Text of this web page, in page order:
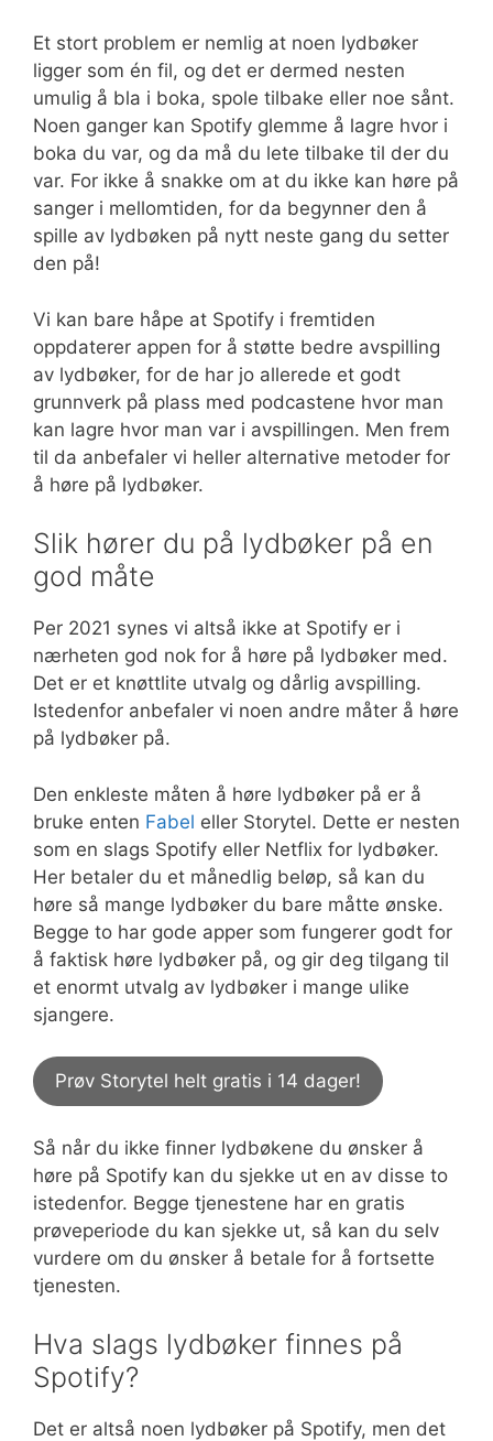
Et stort problem er nemlig at noen lydbøker
ligger som én fil, og det er dermed nesten
umulig å bla i boka, spole tilbake eller noe sånt.
Noen ganger kan Spotify glemme å lagre hvor i
boka du var, og da må du lete tilbake til der du
var. For ikke å snakke om at du ikke kan høre på
sanger i mellomtiden, for da begynner den å
spille av lydbøken på nytt neste gang du setter
den på!
Vi kan bare håpe at Spotify i fremtiden
oppdaterer appen for å støtte bedre avspilling
av lydbøker, for de har jo allerede et godt
grunnverk på plass med podcastene hvor man
kan lagre hvor man var i avspillingen. Men frem
til da anbefaler vi heller alternative metoder for
å høre på lydbøker.
Slik hører du på lydbøker på en
god måte
Per 2021 synes vi altså ikke at Spotify er i
nærheten god nok for å høre på lydbøker med.
Det er et knøttlite utvalg og dårlig avspilling.
Istedenfor anbefaler vi noen andre måter å høre
på lydbøker på.
Den enkleste måten å høre lydbøker på er å
bruke enten Fabel eller Storytel. Dette er nesten
som en slags Spotify eller Netflix for lydbøker.
Her betaler du et månedlig beløp, så kan du
høre så mange lydbøker du bare måtte ønske.
Begge to har gode apper som fungerer godt for
å faktisk høre lydbøker på, og gir deg tilgang til
et enormt utvalg av lydbøker i mange ulike
sjangere.
Prøv Storytel helt gratis i 14 dager!
Så når du ikke finner lydbøkene du ønsker å
høre på Spotify kan du sjekke ut en av disse to
istedenfor. Begge tjenestene har en gratis
prøveperiode du kan sjekke ut, så kan du selv
vurdere om du ønsker å betale for å fortsette
tjenesten.
Hva slags lydbøker finnes på
Spotify?
Det er altså noen lydbøker på Spotify, men det